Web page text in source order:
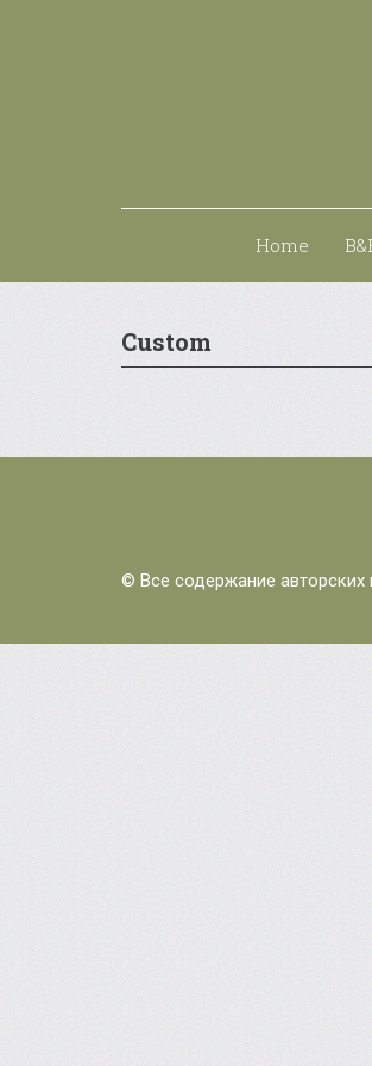
Home
Custom
© Все содержание авторских